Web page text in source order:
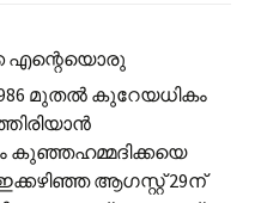
എന്റെയൊരു
മുതല്‍ കുറേയധികം
കുഞ്ഞഹമ്മദിക്കയെ
ആഗസ്റ്റ് 29ന്